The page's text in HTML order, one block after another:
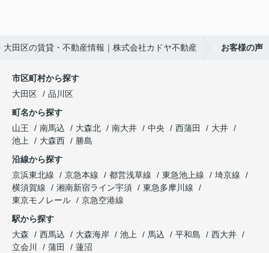
大田区の賃貸・不動産情報｜株式会社カドヤ不動産 お客様の声
市区町村から探す
大田区
品川区
町名から探す
山王
南馬込 大森北 南大井 中央 西蒲田
大井
池上
大森西
勝島
沿線から探す
京浜東北線
京急本線 都営浅草線 東急池上線
埼京線
横須賀線
湘南新宿ライン宇須
東急多摩川線
東京モノレール
京急空港線
駅から探す
大森
西馬込 大森海岸 池上 馬込 平和島
西大井
立会川
蒲田 蓮沼